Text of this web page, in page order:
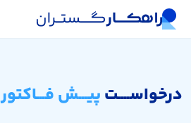
درخواســــتپیـــش فـــاکتور